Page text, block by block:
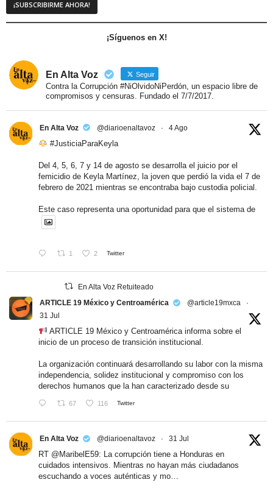
¡Síguenos en X!
En Alta Voz Seguir
Contra la Corrupción #NiOlvidoNiPerdón, un espacio libre de
compromisos y censuras. Fundado el 7/7/2017.
En Alta Voz @diarioenaltavoz · 4 Ago
#JusticiaParaKeyla
Del 4, 5, 6, 7 y 14 de agosto se desarrolla el juicio por el
femicidio de Keyla Martínez, la joven que perdió la vida el 7 de
febrero de 2021 mientras se encontraba bajo custodia policial.
Este caso representa una oportunidad para que el sistema de
1 2 Twitter
En Alta Voz Retuiteado
ARTICLE 19 México y Centroamérica
@article19mxca
·
31 Jul
ARTICLE 19 México y Centroamérica informa sobre el
inicio de un proceso de transición institucional.
La organización continuará desarrollando su labor con la misma
independencia, solidez institucional y compromiso con los
derechos humanos que la han caracterizado desde su
67 116 Twitter
En Alta Voz @diarioenaltavoz · 31 Jul
RT @MaribelE59: La corrupción tiene a Honduras en
cuidados intensivos. Mientras no hayan más ciudadanos
escuchando a voces auténticas y mo…